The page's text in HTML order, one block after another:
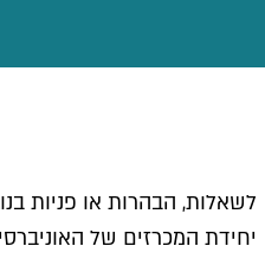
לשאלות, הבהרות או פניות
יחידת המכרזים של